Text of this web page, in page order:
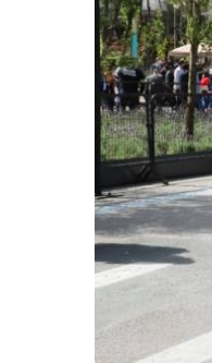
en el ejercicio de sus
electorales